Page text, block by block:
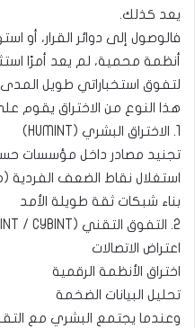
يعد كذلك.
فالوصول إلى دوائر القرار، أو
أنظمة محمية، لم يعد أمرًا
لتفوق استخباراتي طويل
هذا النوع من الاختراق يقوم
1. الاختراق البشري (HUMINT)
تجنيد مصادر داخل مؤسسات
استغلال نقاط الضعف الفردية
بناء شبكات ثقة طويلة الأمد
2. التفوق التقني (SIGINT / CYBINT)
اعتراض الاتصالات
اختراق الأنظمة الرقمية
تحليل البيانات الضخمة
وعندما يجتمع البشري مع